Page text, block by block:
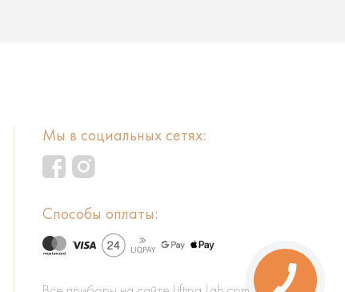
Мы в социальных сетях:
Способы оплаты: